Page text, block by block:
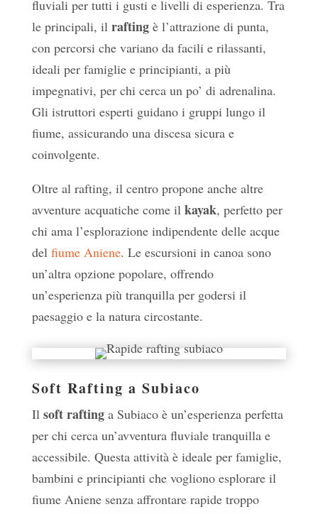
fluviali per tutti i gusti e livelli di esperienza. Tra
le principali, il raftingè l’attrazione di punta,
con percorsi che variano da facili e rilassanti,
ideali per famiglie e principianti, a più
impegnativi, per chi cerca un po’ di adrenalina.
Gli istruttori esperti guidano i gruppi lungo il
fiume, assicurando una discesa sicura e
coinvolgente.
Oltre al rafting, il centro propone anche altre
avventure acquatiche come il kayak, perfetto per
chi ama l’esplorazione indipendente delle acque
del fiume Aniene. Le escursioni in canoa sono
un’altra opzione popolare, offrendo
un’esperienza più tranquilla per godersi il
paesaggio e la natura circostante.
Soft Rafting a Subiaco
Il soft raftinga Subiaco è un’esperienza perfetta
per chi cerca un’avventura fluviale tranquilla e
accessibile. Questa attività è ideale per famiglie,
bambini e principianti che vogliono esplorare il
fiume Aniene senza affrontare rapide troppo